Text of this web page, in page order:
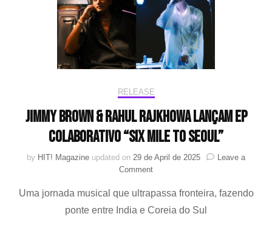
Brown
RELEASE
Jimmy Brown & Rahul Rajkhowa lançam EP
colaborativo “SIX MILE TO SEOUL”
by HIT! Magazine updated on 29 de April de 2025
Leave a
Commenton
Brown
&
Uma jornada musical que ultrapassa fronteira, fazendo
ponte entre India e Coreia do Sul